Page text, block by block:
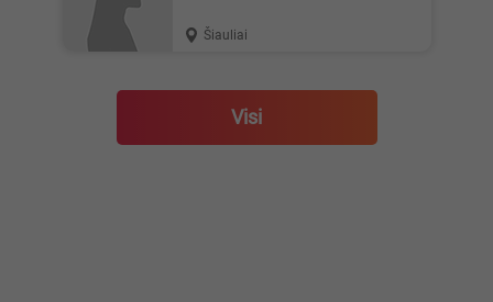
Šiauliai
Visi